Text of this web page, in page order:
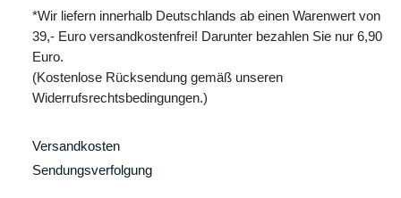
*Wir liefern innerhalb Deutschlands ab einen Warenwert von
39,- Euro versandkostenfrei! Darunter bezahlen Sie nur 6,90
Euro.
(Kostenlose Rücksendung gemäß unseren
Widerrufsrechtsbedingungen.)
Versandkosten
Sendungsverfolgung